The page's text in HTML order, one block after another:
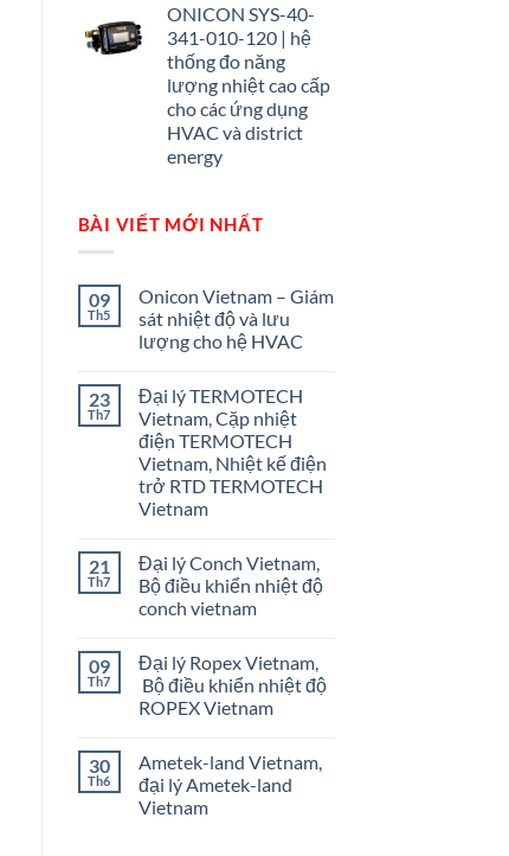
ONICON SYS-40-
341-010-120 | hệ
thống đo năng
lượng nhiệt cao cấp
cho các ứng dụng
HVAC và district
energy
BÀI VIẾT MỚI NHẤT
09
Th5
Onicon Vietnam – Giám
sát nhiệt độ và lưu
lượng cho hệ HVAC
bình
luận
ở
Onicon
Vietnam
–
Giám
sát
nhiệt
lưu
lượng
cho
hệ
23
Th7
Đại lý TERMOTECH
Vietnam, Cặp nhiệt
điện TERMOTECH
Vietnam, Nhiệt kế điện
trở RTD TERMOTECH
Vietnam
bình
luận
ở
Đại
Vietnam,
Cặp
nhiệt
điện
TERMOTECH
kế
điện
trở
RTD
21
Th7
Đại lý Conch Vietnam,
Bộ điều khiển nhiệt độ
conch vietnam
bình
luận
ở
Đại
Vietnam,
Bộ
điều
khiển
nhiệt
09
Th7
Đại lý Ropex Vietnam,
Bộ điều khiển nhiệt độ
ROPEX Vietnam
bình
luận
ở
Đại
30
Th6
Ametek-land Vietnam,
đại lý Ametek-land
Vietnam